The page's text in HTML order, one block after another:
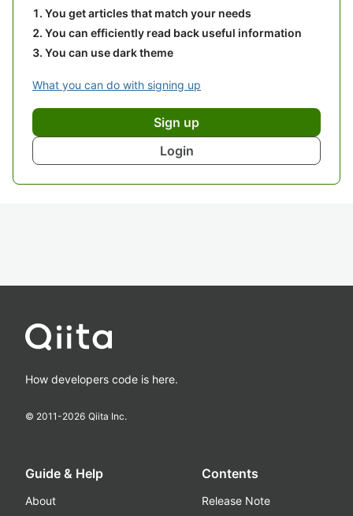
You get articles that match your needs
You can efficiently read back useful information
You can use dark theme
What you can do with signing up
Sign up
Login
How developers code is here.
© 2011-2026 Qiita Inc.
Guide & Help
About
Contents
Release Note